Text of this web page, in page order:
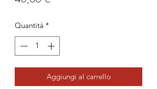
Quantità *
Aggiungi al carrello